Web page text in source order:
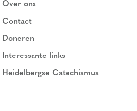
Over ons
Contact
Doneren
Interessante links
Heidelbergse Catechismus